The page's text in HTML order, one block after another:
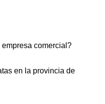
comercial?
en la provincia de